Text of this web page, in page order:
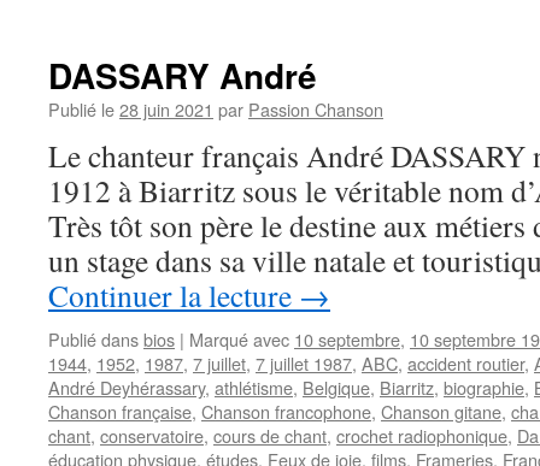
DASSARY André
Publié le28 juin 2021 par Passion Chanson
Le chanteur français André DASSARY
1912 à Biarritz sous le véritable nom
Très tôt son père le destine aux métiers
un stage dans sa ville natale et
Continuer la lecture →
Publié dansbios | Marqué avec 10 septembre, 10 septembre
1944, 1952, 1987, 7 juillet, 7 juillet 1987, ABC, accident routier,
André Deyhérassary, athlétisme, Belgique, Biarritz, biographie,
Chanson française, Chanson francophone, Chanson gitane,
chant, conservatoire, cours de chant, crochet radiophonique,
éducation physique, études, Feux de joie, films, Frameries,